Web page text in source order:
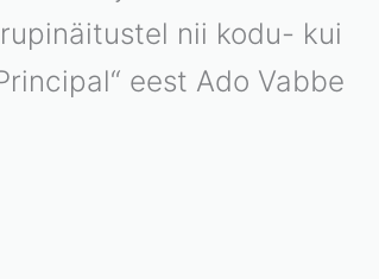
nii kodu- kui
eest Ado Vabbe